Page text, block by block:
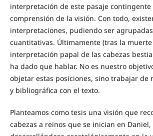
interpretación de este pasaje contingente
comprensión de la visión. Con todo,
interpretaciones, pudiendo ser
cuantitativas. Últimamente (tras la muerte
interpretación papal de las cabezas
ha dado que hablar. No es nuestro
objetar estas posiciones, sino trabajar de
y bibliográfica con el texto.
Planteamos como tesis una visión que
cabezas a reinos que se inician en